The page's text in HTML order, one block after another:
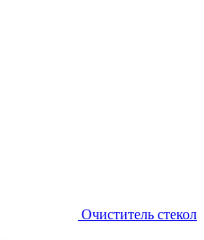
Очиститель стекол